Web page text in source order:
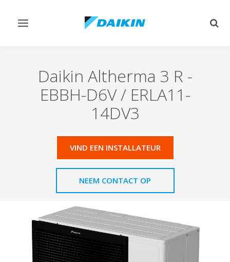
Navigatie
Daikin Altherma 3 R -
EBBH-D6V / ERLA11-
14DV3
VIND EEN INSTALLATEUR
NEEM CONTACT OP